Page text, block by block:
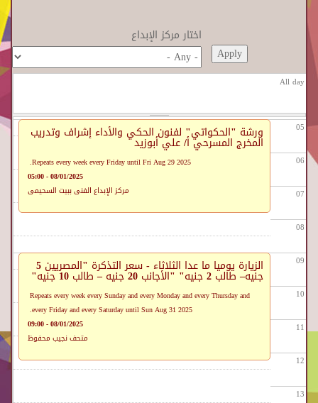
اختار مركز الإبداع
All day
05
06
07
08
09
10
11
12
13
ورشة "الحكواتي" لفنون الحكي والأداء إشراف وتدريب
المخرج المسرحي أ/ علي أبوزيد
Repeats every week every Friday until Fri Aug 29 2025.
08/01/2025 - 05:00
مركز الإبداع الفنى ببيت السحيمى
الزيارة يوميا ما عدا الثلاثاء - سعر التذكرة "المصريين 5
جنيه– طالب 2 جنيه" "الأجانب 20 جنيه – طالب 10 جنيه"
Repeats every week every Sunday and every Monday and every Thursday and
every Friday and every Saturday until Sun Aug 31 2025.
08/01/2025 - 09:00
متحف نجيب محفوظ